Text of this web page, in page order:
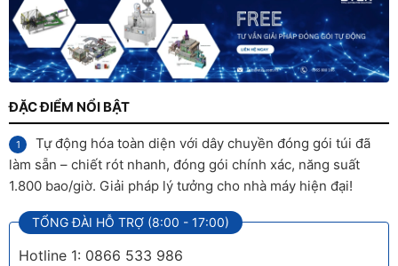
ĐẶC ĐIỂM NỔI BẬT
Tự động hóa toàn diện với dây chuyền đóng gói túi đã
làm sẵn – chiết rót nhanh, đóng gói chính xác, năng suất
1.800 bao/giờ. Giải pháp lý tưởng cho nhà máy hiện đại!
TỔNG ĐÀI HỖ TRỢ (8:00 - 17:00)
Hotline 1: 0866 533 986